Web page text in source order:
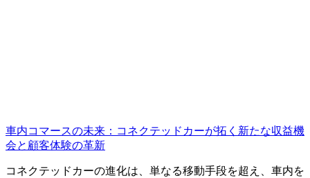
車内コマースの未来：コネクテッドカーが拓く新たな収益機
会と顧客体験の革新
コネクテッドカーの進化は、単なる移動手段を超え、車内を